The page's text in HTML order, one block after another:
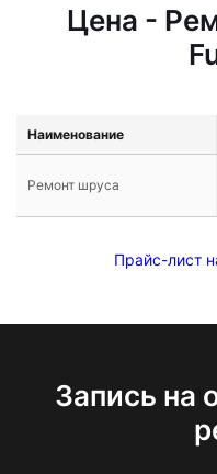
Цена -
Наименование
Ремонт шруса
Прайс-лист
Запись на